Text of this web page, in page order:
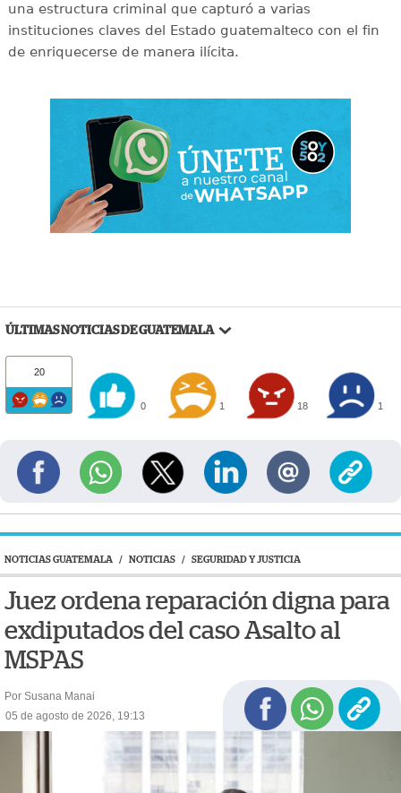
una estructura criminal que capturó a varias
instituciones claves del Estado guatemalteco con el fin
de enriquecerse de manera ilícita.
ÚLTIMAS NOTICIAS DE GUATEMALA
20
0 1 18 1
NOTICIAS GUATEMALA / NOTICIAS / SEGURIDAD Y JUSTICIA
Juez ordena reparación digna para
exdiputados del caso Asalto al
MSPAS
Por Susana Manai
05 de agosto de 2026, 19:13